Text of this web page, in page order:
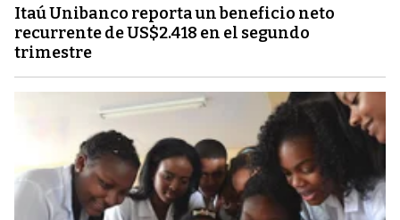
Itaú Unibanco reporta un beneficio neto
recurrente de US$2.418 en el segundo
trimestre